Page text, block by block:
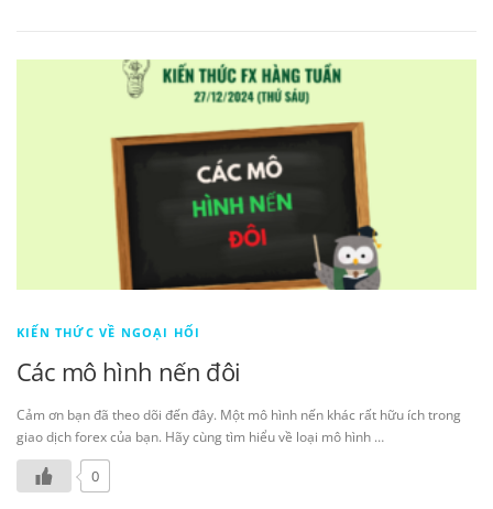
KIẾN THỨC VỀ NGOẠI HỐI
Các mô hình nến đôi
Cảm ơn bạn đã theo dõi đến đây. Một mô hình nến khác rất hữu ích trong
giao dịch forex của bạn. Hãy cùng tìm hiểu về loại mô hình …
0